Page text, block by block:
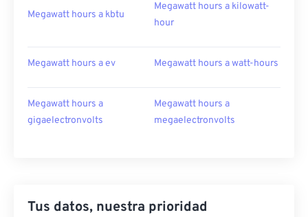
Megawatt hours a kbtu
Megawatt hours a kilowatt-
hour
Megawatt hours a ev Megawatt hours a watt-hours
Megawatt hours a
gigaelectronvolts
Megawatt hours a
megaelectronvolts
Tus datos, nuestra prioridad